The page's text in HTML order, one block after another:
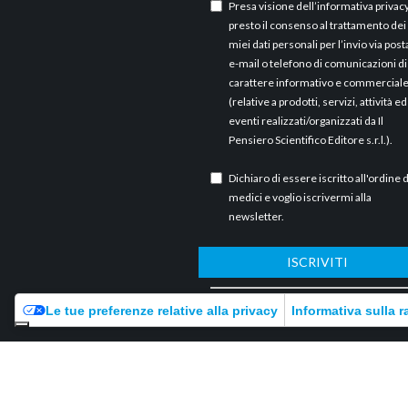
Presa visione dell’informativa privacy
presto il consenso al trattamento dei
miei dati personali per l’invio via
e-mail o telefono di comunicazioni di
carattere informativo e commerciale
(relative a prodotti, servizi, attività ed
eventi realizzati/organizzati da Il
Pensiero Scientifico Editore s.r.l.).
Dichiaro di essere iscritto all'ordine
medici e voglio iscrivermi alla
newsletter.
ISCRIVITI
Le tue preferenze relative alla privacy Informativa sulla